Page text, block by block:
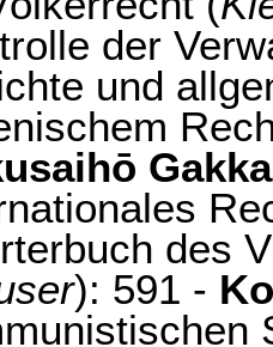
der
und
des
): 591 -